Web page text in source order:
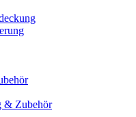
& Zubehör